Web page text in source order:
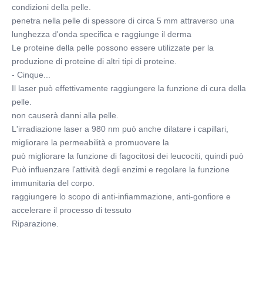
condizioni della pelle.
penetra nella pelle di spessore di circa 5 mm attraverso una
lunghezza d'onda specifica e raggiunge il derma
Le proteine della pelle possono essere utilizzate per la
produzione di proteine di altri tipi di proteine.
- Cinque...
Il laser può effettivamente raggiungere la funzione di cura della
pelle.
non causerà danni alla pelle.
L'irradiazione laser a 980 nm può anche dilatare i capillari,
migliorare la permeabilità e promuovere la
può migliorare la funzione di fagocitosi dei leucociti, quindi può
Può influenzare l'attività degli enzimi e regolare la funzione
immunitaria del corpo.
raggiungere lo scopo di anti-infiammazione, anti-gonfiore e
accelerare il processo di tessuto
Riparazione.